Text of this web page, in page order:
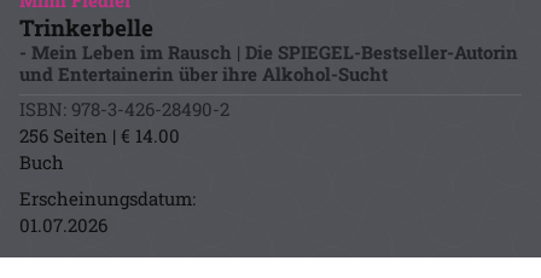
Trinkerbelle
- Mein Leben im Rausch | Die SPIEGEL-Bestseller-Autorin
und Entertainerin über ihre Alkohol-Sucht
ISBN: 978-3-426-28490-2
256 Seiten | € 14.00
Buch
Erscheinungsdatum:
01.07.2026